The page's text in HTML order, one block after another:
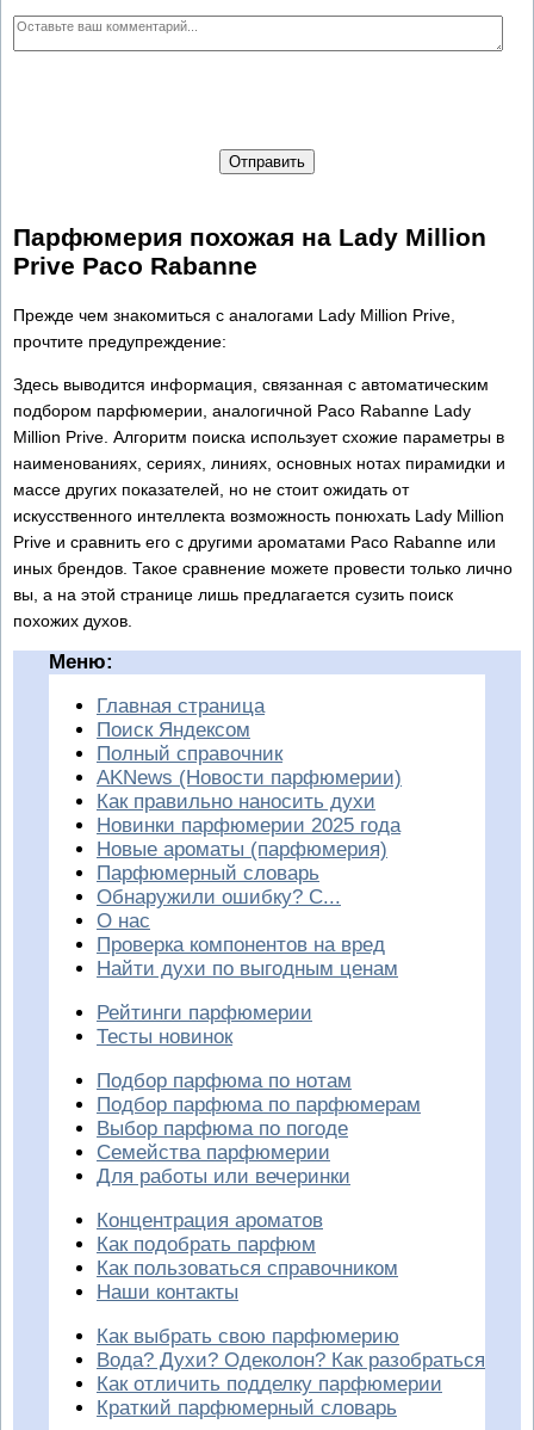
Отправить
Парфюмерия похожая на Lady Million
Prive Paco Rabanne
Прежде чем знакомиться с аналогами Lady Million Prive,
прочтите предупреждение:
Здесь выводится информация, связанная с автоматическим
подбором парфюмерии, аналогичной Paco Rabanne Lady
Million Prive. Алгоритм поиска использует схожие параметры в
наименованиях, сериях, линиях, основных нотах пирамидки и
массе других показателей, но не стоит ожидать от
искусственного интеллекта возможность понюхать Lady Million
Prive и сравнить его с другими ароматами Paco Rabanne или
иных брендов. Такое сравнение можете провести только лично
вы, а на этой странице лишь предлагается сузить поиск
похожих духов.
Меню:
Главная страница
Поиск Яндексом
Полный справочник
AKNews (Новости парфюмерии)
Как правильно наносить духи
Новинки парфюмерии 2025 года
Новые ароматы (парфюмерия)
Парфюмерный словарь
Обнаружили ошибку? С...
О нас
Проверка компонентов на вред
Найти духи по выгодным ценам
Рейтинги парфюмерии
Тесты новинок
Подбор парфюма по нотам
Подбор парфюма по парфюмерам
Выбор парфюма по погоде
Семейства парфюмерии
Для работы или вечеринки
Концентрация ароматов
Как подобрать парфюм
Как пользоваться справочником
Наши контакты
Как выбрать свою парфюмерию
Вода? Духи? Одеколон? Как разобраться
Как отличить подделку парфюмерии
Краткий парфюмерный словарь